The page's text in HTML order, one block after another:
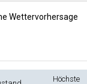
Wettervorhersage
Höchste